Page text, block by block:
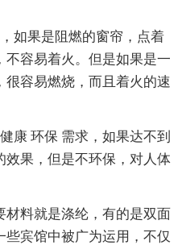
如果是阻燃的窗帘，点着
不容易着火。但是如果是一
容易燃烧，而且着火的速
康 环保 需求，如果达不到
效果，但是不环保，对人体
材料就是涤纶，有的是双面
宾馆中被广为运用，不仅